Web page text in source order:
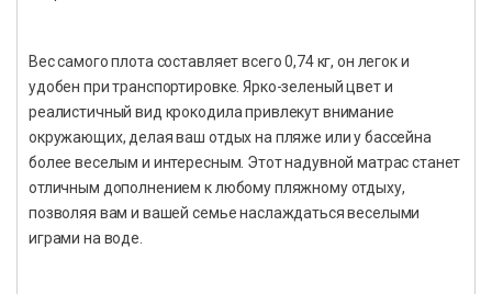
Вес самого плота составляет всего 0,74 кг, он легок и
удобен при транспортировке. Ярко-зеленый цвет и
реалистичный вид крокодила привлекут внимание
окружающих, делая ваш отдых на пляже или у бассейна
более веселым и интересным. Этот надувной матрас станет
отличным дополнением к любому пляжному отдыху,
позволяя вам и вашей семье наслаждаться веселыми
играми на воде.